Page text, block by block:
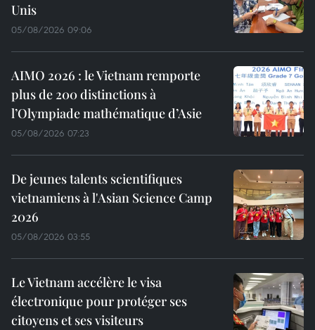
Unis
05/08/2026 09:06
AIMO 2026 : le Vietnam remporte
plus de 200 distinctions à
l’Olympiade mathématique d’Asie
05/08/2026 07:23
De jeunes talents scientifiques
vietnamiens à l'Asian Science Camp
2026
05/08/2026 03:55
Le Vietnam accélère le visa
électronique pour protéger ses
citoyens et ses visiteurs